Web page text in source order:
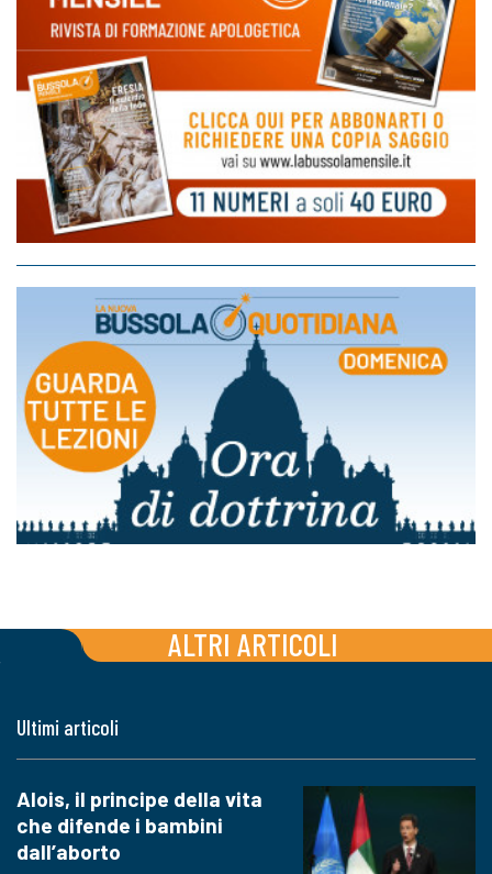
ALTRI ARTICOLI
Ultimi articoli
Alois, il principe della vita
che difende i bambini
dall’aborto